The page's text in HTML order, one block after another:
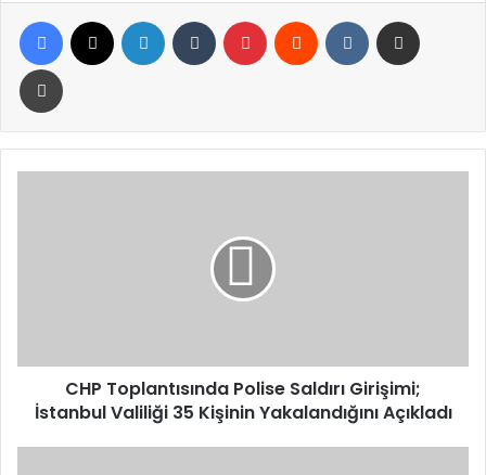
Facebook LinkedIn Tumblr Pinterest Reddit VKontakte
Yazdır
Kişinin
Yakalandığını
Açıkladı
CHP Toplantısında Polise Saldırı Girişimi;
İstanbul Valiliği 35 Kişinin Yakalandığını Açıkladı